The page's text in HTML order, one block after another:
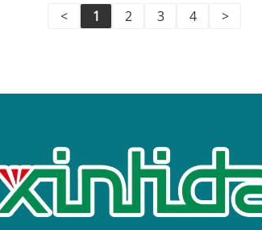
< 1 2 3 4 >